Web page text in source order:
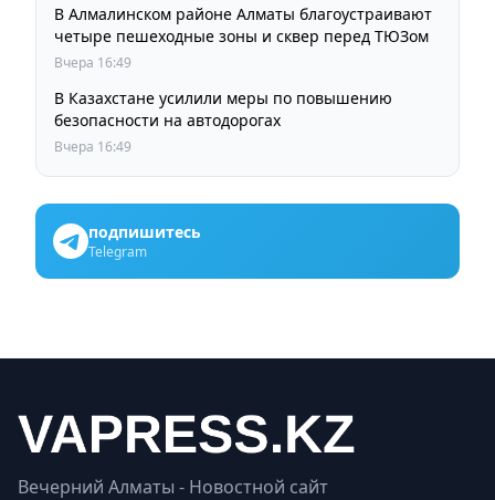
В Алмалинском районе Алматы благоустраивают
четыре пешеходные зоны и сквер перед ТЮЗом
Вчера 16:49
В Казахстане усилили меры по повышению
безопасности на автодорогах
Вчера 16:49
подпишитесь
Telegram
Вечерний Алматы - Новостной сайт